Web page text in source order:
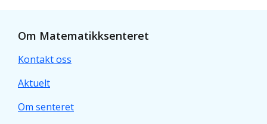
Om Matematikksenteret
Kontakt oss
Aktuelt
Om senteret